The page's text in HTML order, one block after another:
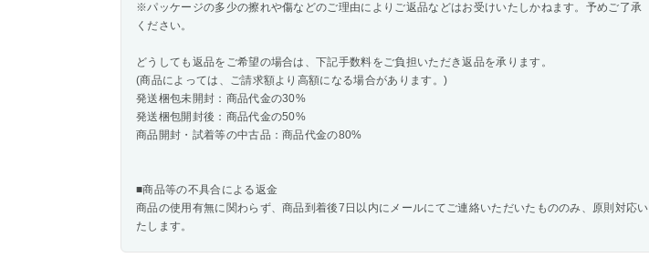
※パッケージの多少の擦れや傷などのご理由によりご返品などはお受けいたしかねます。予めご了承
ください。
どうしても返品をご希望の場合は、下記手数料をご負担いただき返品を承ります。
(商品によっては、ご請求額より高額になる場合があります。)
発送梱包未開封：商品代金の30%
発送梱包開封後：商品代金の50%
商品開封・試着等の中古品：商品代金の80%
■商品等の不具合による返金
商品の使用有無に関わらず、商品到着後7日以内にメールにてご連絡いただいたもののみ、原則対応い
たします。